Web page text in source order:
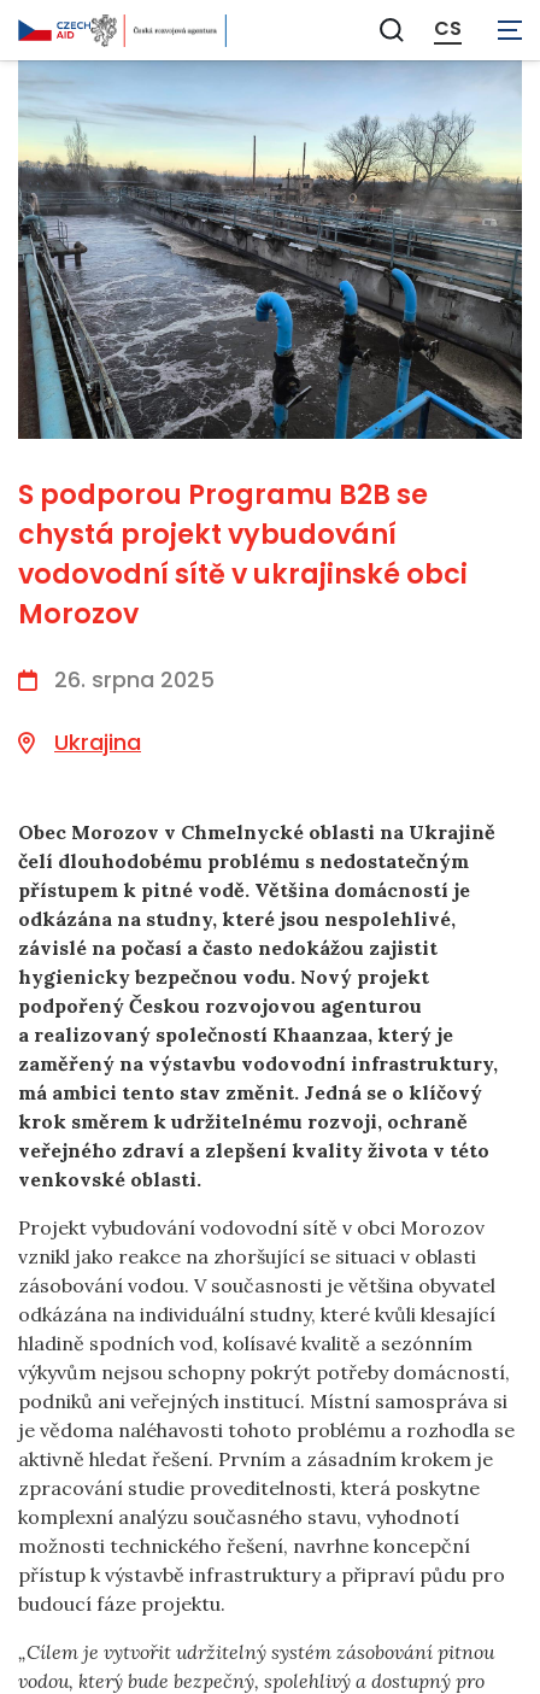
Zobrazit
vyhledávání
CS
S podporou Programu B2B se
chystá projekt vybudování
vodovodní sítě v ukrajinské obci
Morozov
26. srpna 2025
Ukrajina
Obec Morozov v Chmelnycké oblasti na Ukrajině
čelí dlouhodobému problému s nedostatečným
přístupem k pitné vodě. Většina domácností je
odkázána na studny, které jsou nespolehlivé,
závislé na počasí a často nedokážou zajistit
hygienicky bezpečnou vodu. Nový projekt
podpořený Českou rozvojovou agenturou
a realizovaný společností Khaanzaa, který je
zaměřený na výstavbu vodovodní infrastruktury,
má ambici tento stav změnit. Jedná se o klíčový
krok směrem k udržitelnému rozvoji, ochraně
veřejného zdraví a zlepšení kvality života v této
venkovské oblasti.
Projekt vybudování vodovodní sítě v obci Morozov
vznikl jako reakce na zhoršující se situaci v oblasti
zásobování vodou. V současnosti je většina obyvatel
odkázána na individuální studny, které kvůli klesající
hladině spodních vod, kolísavé kvalitě a sezónním
výkyvům nejsou schopny pokrýt potřeby domácností,
podniků ani veřejných institucí. Místní samospráva si
je vědoma naléhavosti tohoto problému a rozhodla se
aktivně hledat řešení. Prvním a zásadním krokem je
zpracování studie proveditelnosti, která poskytne
komplexní analýzu současného stavu, vyhodnotí
možnosti technického řešení, navrhne koncepční
přístup k výstavbě infrastruktury a připraví půdu pro
budoucí fáze projektu.
„Cílem je vytvořit udržitelný systém zásobování pitnou
vodou, který bude bezpečný, spolehlivý a dostupný pro